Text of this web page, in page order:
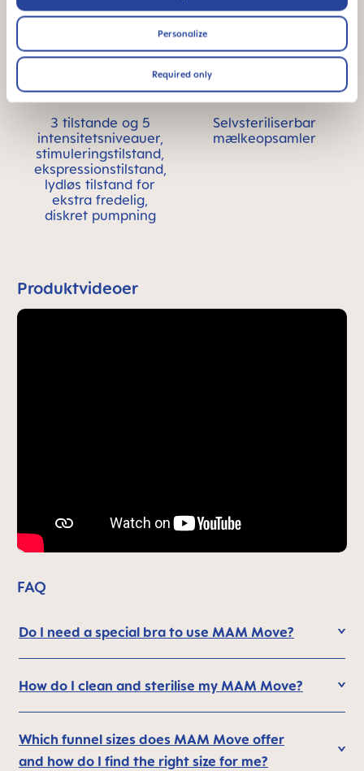
Personalize
Required only
3 tilstande og 5
intensitetsniveauer,
stimuleringstilstand,
ekspressionstilstand,
lydløs tilstand for
ekstra fredelig,
diskret pumpning
Selvsteriliserbar
mælkeopsamler
Produktvideoer
FAQ
Do I need a special bra to use MAM Move?
How do I clean and sterilise my MAM Move?
Which funnel sizes does MAM Move offer
and how do I find the right size for me?